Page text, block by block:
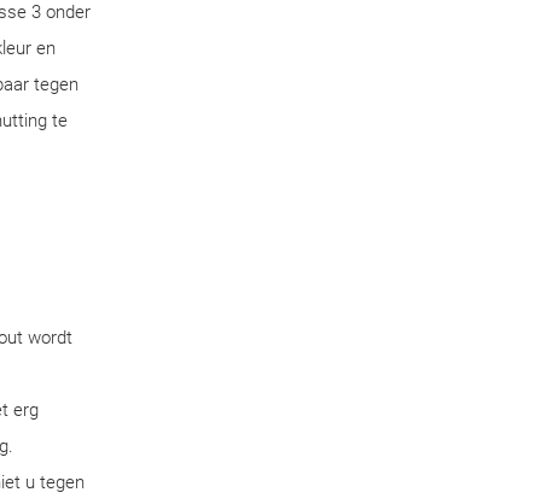
3 onder
en
tegen
te
wordt
erg
u tegen